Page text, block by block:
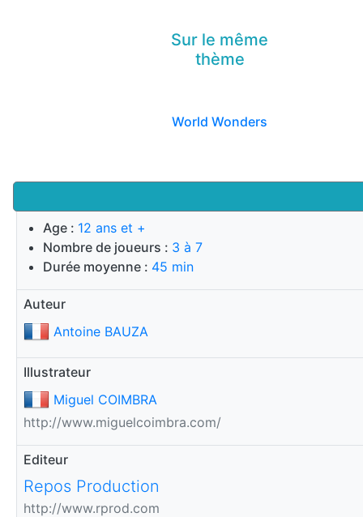
Age : 12 ans et +
Nombre de joueurs : 3 à 7
Durée moyenne : 45 min
Auteur
Antoine BAUZA
Illustrateur
Miguel COIMBRA
http://www.miguelcoimbra.com/
Editeur
Repos Production
http://www.rprod.com
Sur le même
thème
World Wonders